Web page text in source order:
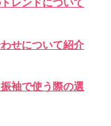
レンドについて
せについて紹介
袖で使う際の選